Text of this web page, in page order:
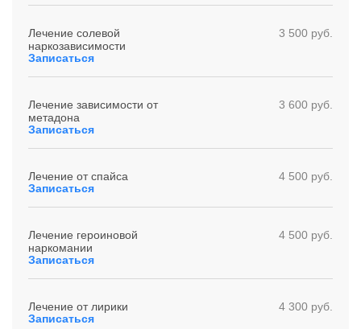
Лечение солевой
наркозависимости
3 500 руб.
Записаться
Лечение зависимости от
метадона
3 600 руб.
Записаться
Лечение от спайса
4 500 руб.
Записаться
Лечение героиновой
наркомании
4 500 руб.
Записаться
Лечение от лирики
4 300 руб.
Записаться